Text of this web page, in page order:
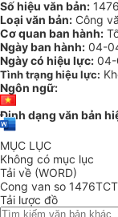
Số hiệu văn bản:
Loại văn bản: Công
Cơ quan ban hành:
Ngày ban hành: 04-
Ngày có hiệu lực:
Tình trạng hiệu lực:
Ngôn ngữ:
Định dạng văn bản
MỤC LỤC
Không có mục lục
Tải về (WORD)
Cong van so
Tải lược đồ